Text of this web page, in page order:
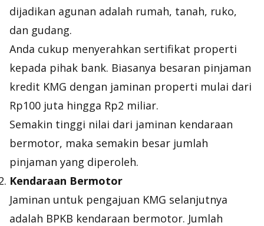
dijadikan agunan adalah rumah, tanah, ruko,
dan gudang.
Anda cukup menyerahkan sertifikat properti
kepada pihak bank. Biasanya besaran pinjaman
kredit KMG dengan jaminan properti mulai dari
Rp100 juta hingga Rp2 miliar.
Semakin tinggi nilai dari jaminan kendaraan
bermotor, maka semakin besar jumlah
pinjaman yang diperoleh.
Kendaraan Bermotor
Jaminan untuk pengajuan KMG selanjutnya
adalah BPKB kendaraan bermotor. Jumlah